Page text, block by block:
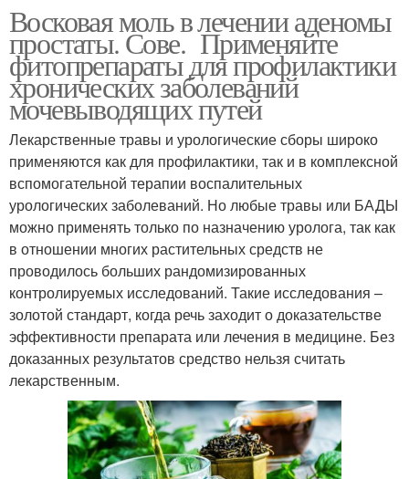
Восковая моль в лечении аденомы
простаты. Сове. Применяйте
фитопрепараты для профилактики
хронических заболеваний
мочевыводящих путей
Лекарственные травы и урологические сборы широко
применяются как для профилактики, так и в комплексной
вспомогательной терапии воспалительных
урологических заболеваний. Но любые травы или БАДЫ
можно применять только по назначению уролога, так как
в отношении многих растительных средств не
проводилось больших рандомизированных
контролируемых исследований. Такие исследования –
золотой стандарт, когда речь заходит о доказательстве
эффективности препарата или лечения в медицине. Без
доказанных результатов средство нельзя считать
лекарственным.